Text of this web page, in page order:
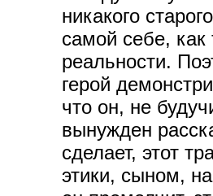
никакого
самой себе,
реальности.
герой
что он, не
вынужден
сделает, этот
этики, сыном,